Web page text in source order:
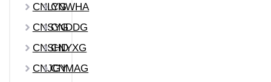
CNLYGCNWHA
CNSYGCNDDG
CNSHDCNYXG
CNJGYCNMAG